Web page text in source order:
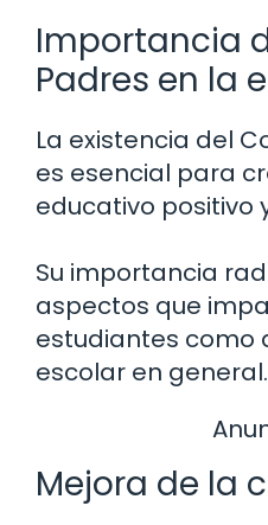
Importancia
Padres en la
La existencia del
es esencial para
educativo positivo
Su importancia
aspectos que
estudiantes como
escolar en general.
Mejora de la